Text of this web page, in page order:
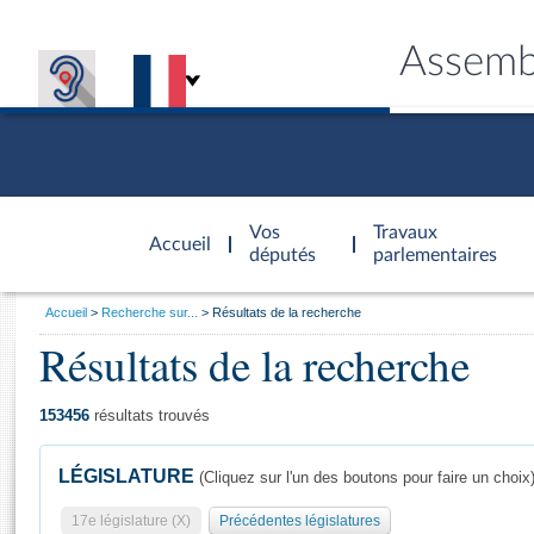
Accueil
d'accueil
Vos
députés
Travaux
parlementaires
Général
Vous
Accueil Recherche sur... Résultats de la recherche
Résultats de la recherche
153456 résultats trouvés
LÉGISLATURE (Cliquez sur l'un des boutons pour faire un choix)
17e législature (X) Précédentes législatures